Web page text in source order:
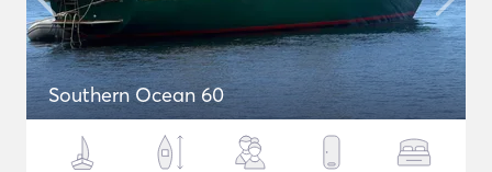
Southern Ocean 60